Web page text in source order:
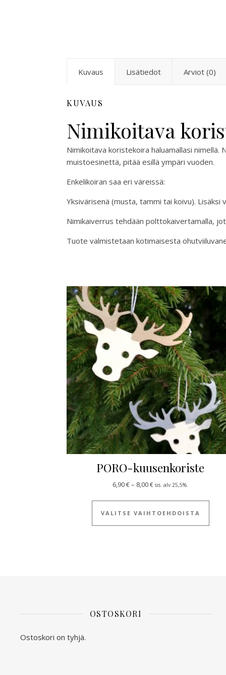
Kuvaus Lisätiedot Arviot (0)
KUVAUS
Nimikoitava
Nimikoitava koristekoira haluamallasi nimellä.
muistoesinettä, pitää esillä ympäri vuoden.
Enkelikoiran saa eri väreissä:
Yksivärisenä (musta, tammi tai koivu).
Nimikaiverrus tehdään polttokaivertamalla,
Tuote valmistetaan kotimaisesta
PORO-kuusenkoriste
6,90€– 8,00€Hintaluokka: 6,90 € -
sis. alv 25,5%.
VALITSE VAIHTOEHDOISTA
OSTOSKORI
Ostoskori on tyhjä.